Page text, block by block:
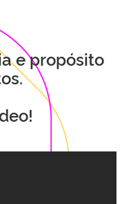
e propósito